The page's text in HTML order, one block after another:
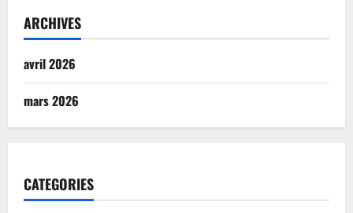
ARCHIVES
avril 2026
mars 2026
CATEGORIES